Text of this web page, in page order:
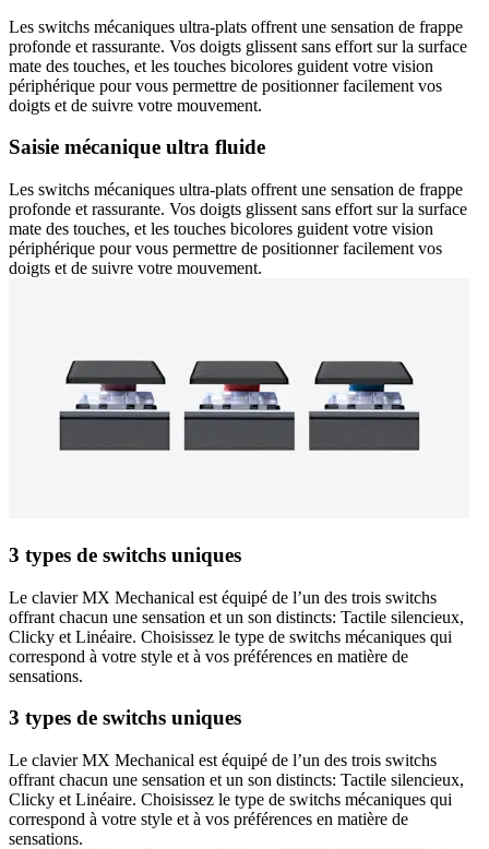
Les switchs mécaniques ultra-plats offrent une sensation de frappe
profonde et rassurante. Vos doigts glissent sans effort sur la surface
mate des touches, et les touches bicolores guident votre vision
périphérique pour vous permettre de positionner facilement vos
doigts et de suivre votre mouvement.
Saisie mécanique ultra fluide
Les switchs mécaniques ultra-plats offrent une sensation de frappe
profonde et rassurante. Vos doigts glissent sans effort sur la surface
mate des touches, et les touches bicolores guident votre vision
périphérique pour vous permettre de positionner facilement vos
doigts et de suivre votre mouvement.
3 types de switchs uniques
Le clavier MX Mechanical est équipé de l’un des trois switchs
offrant chacun une sensation et un son distincts: Tactile silencieux,
Clicky et Linéaire. Choisissez le type de switchs mécaniques qui
correspond à votre style et à vos préférences en matière de
sensations.
3 types de switchs uniques
Le clavier MX Mechanical est équipé de l’un des trois switchs
offrant chacun une sensation et un son distincts: Tactile silencieux,
Clicky et Linéaire. Choisissez le type de switchs mécaniques qui
correspond à votre style et à vos préférences en matière de
sensations.